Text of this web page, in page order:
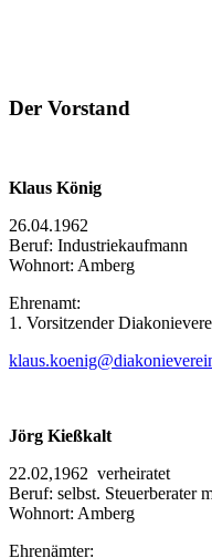
Der Vorstand
Klaus König
26.04.1962
Beruf: Industriekaufmann
Wohnort: Amberg
Ehrenamt:
1. Vorsitzender
Jörg Kießkalt
22.02,1962 verheiratet
Beruf: selbst. Steuerberater
Wohnort: Amberg
Ehrenämter: